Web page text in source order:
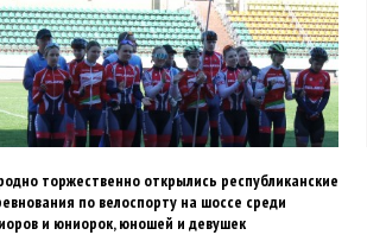
торжественно открылись республиканские
по велоспорту на шоссе среди
и юниорок, юношей и девушек